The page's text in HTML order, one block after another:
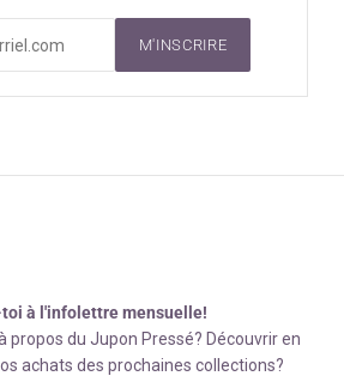
M'INSCRIRE
à l'infolettre mensuelle!
propos du Jupon Pressé? Découvrir en
achats des prochaines collections?